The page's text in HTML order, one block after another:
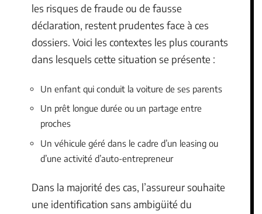
les risques de fraude ou de fausse
déclaration, restent prudentes face à ces
dossiers. Voici les contextes les plus courants
dans lesquels cette situation se présente :
Un enfant qui conduit la voiture de ses parents
Un prêt longue durée ou un partage entre
proches
Un véhicule géré dans le cadre d’un leasing ou
d’une activité d’auto-entrepreneur
Dans la majorité des cas, l’assureur souhaite
une identification sans ambigüité du